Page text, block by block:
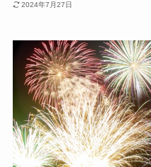
2024年7月27日